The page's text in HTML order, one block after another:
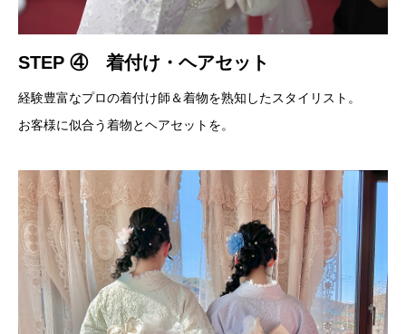
STEP ④ 着付け・ヘアセット
経験豊富なプロの着付け師＆着物を熟知したスタイリスト。
お客様に似合う着物とヘアセットを。